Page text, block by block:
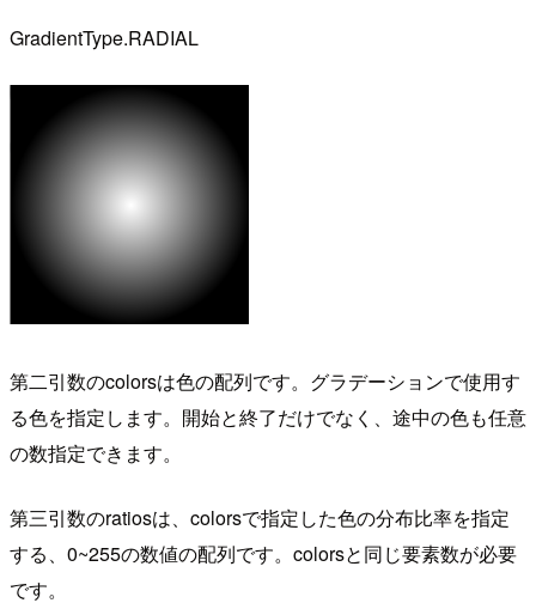
GradientType.RADIAL
第二引数のcolorsは色の配列です。グラデーションで使用す
る色を指定します。開始と終了だけでなく、途中の色も任意
の数指定できます。
第三引数のratiosは、colorsで指定した色の分布比率を指定
する、0~255の数値の配列です。colorsと同じ要素数が必要
です。